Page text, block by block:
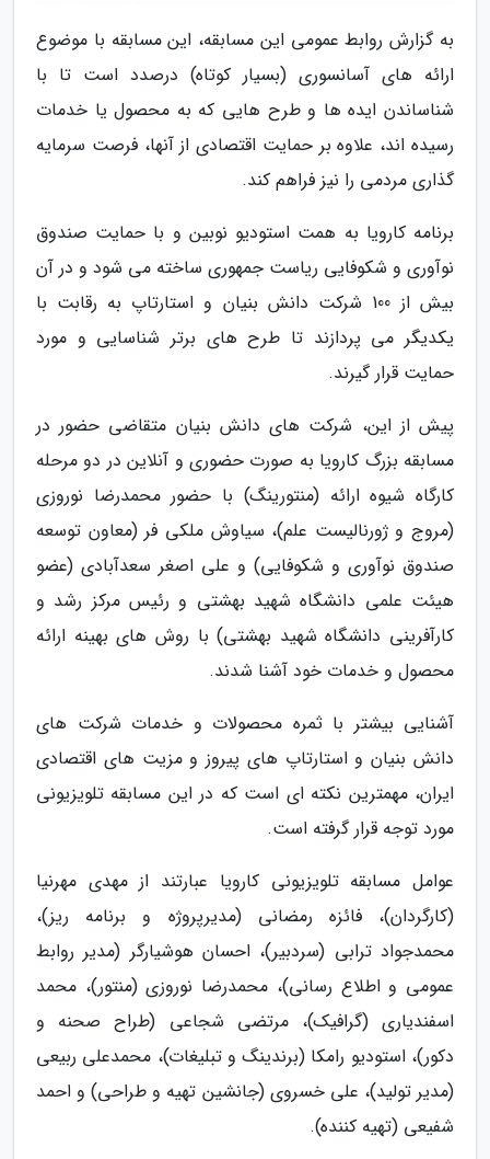
به گزارش روابط عمومی این مسابقه، این مسابقه با موضوع
ارائه های آسانسوری (بسیار کوتاه) درصدد است تا با
شناساندن ایده ها و طرح هایی که به محصول یا خدمات
رسیده اند، علاوه بر حمایت اقتصادی از آنها، فرصت سرمایه
گذاری مردمی را نیز فراهم کند.
برنامه کارویا به همت استودیو نوبین و با حمایت صندوق
نوآوری و شکوفایی ریاست جمهوری ساخته می شود و در آن
بیش از 100 شرکت دانش بنیان و استارتاپ به رقابت با
یکدیگر می پردازند تا طرح های برتر شناسایی و مورد
حمایت قرار گیرند.
پیش از این، شرکت های دانش بنیان متقاضی حضور در
مسابقه بزرگ کارویا به صورت حضوری و آنلاین در دو مرحله
کارگاه شیوه ارائه (منتورینگ) با حضور محمدرضا نوروزی
(مروج و ژورنالیست علم)، سیاوش ملکی فر (معاون توسعه
صندوق نوآوری و شکوفایی) و علی اصغر سعدآبادی (عضو
هیئت علمی دانشگاه شهید بهشتی و رئیس مرکز رشد و
کارآفرینی دانشگاه شهید بهشتی) با روش های بهینه ارائه
محصول و خدمات خود آشنا شدند.
آشنایی بیشتر با ثمره محصولات و خدمات شرکت های
دانش بنیان و استارتاپ های پیروز و مزیت های اقتصادی
ایران، مهمترین نکته ای است که در این مسابقه تلویزیونی
مورد توجه قرار گرفته است.
عوامل مسابقه تلویزیونی کارویا عبارتند از مهدی مهرنیا
(کارگردان)، فائزه رمضانی (مدیرپروژه و برنامه ریز)،
محمدجواد ترابی (سردبیر)، احسان هوشیارگر (مدیر روابط
عمومی و اطلاع رسانی)، محمدرضا نوروزی (منتور)، محمد
اسفندیاری (گرافیک)، مرتضی شجاعی (طراح صحنه و
دکور)، استودیو رامکا (برندینگ و تبلیغات)، محمدعلی ربیعی
(مدیر تولید)، علی خسروی (جانشین تهیه و طراحی) و احمد
شفیعی (تهیه کننده).